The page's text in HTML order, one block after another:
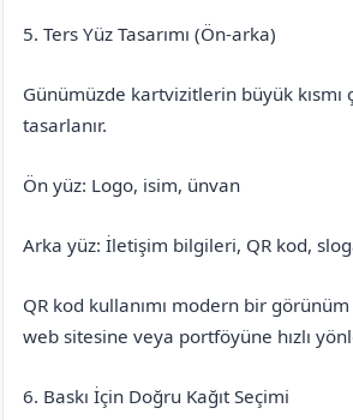
5. Ters Yüz Tasarımı (Ön-arka)
Günümüzde kartvizitlerin büyük kısmı
tasarlanır.
Ön yüz: Logo, isim, ünvan
Arka yüz: İletişim bilgileri, QR kod,
QR kod kullanımı modern bir
web sitesine veya portföyüne hızlı
6. Baskı İçin Doğru Kağıt Seçimi